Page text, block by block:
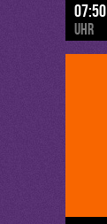
07:50
Uhr